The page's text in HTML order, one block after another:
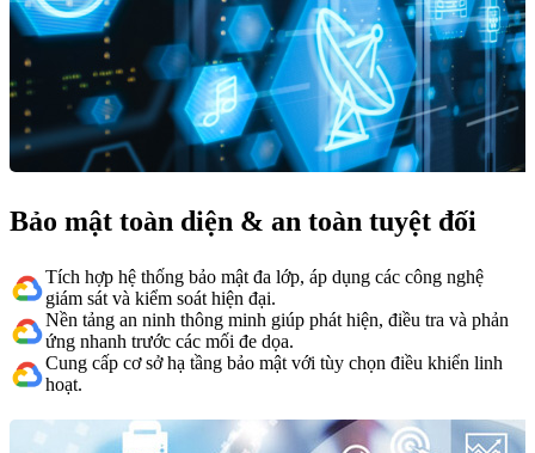
Bảo mật toàn diện & an toàn tuyệt đối
Tích hợp hệ thống bảo mật đa lớp, áp dụng các công nghệ
giám sát và kiểm soát hiện đại.
Nền tảng an ninh thông minh giúp phát hiện, điều tra và phản
ứng nhanh trước các mối đe dọa.
Cung cấp cơ sở hạ tầng bảo mật với tùy chọn điều khiển linh
hoạt.